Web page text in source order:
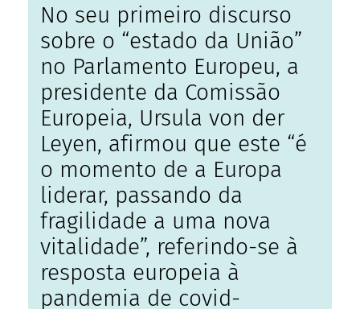
No seu primeiro discurso
sobre o “estado da União”
no Parlamento Europeu, a
presidente da Comissão
Europeia​, Ursula von der
Leyen, afirmou que este “é
o momento de a Europa
liderar, passando da
fragilidade a uma nova
vitalidade”, referindo-se à
resposta europeia à
pandemia de covid-